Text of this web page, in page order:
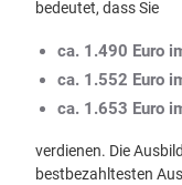
bedeutet, dass Sie
ca. 1.490 Euro
ca. 1.552 Euro
ca. 1.653 Euro
verdienen. Die
bestbezahltesten